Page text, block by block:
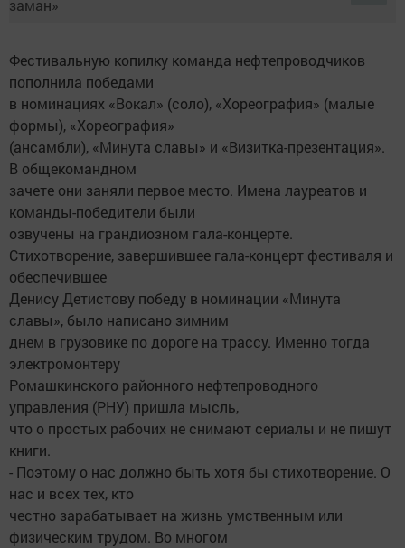
Фестивальную копилку команда нефтепроводчиков
пополнила победами
в номинациях «Вокал» (соло), «Хореография» (малые
формы), «Хореография»
(ансамбли), «Минута славы» и «Визитка-презентация».
В общекомандном
зачете они заняли первое место. Имена лауреатов и
команды-победители были
озвучены на грандиозном гала-концерте.
Стихотворение, завершившее гала-концерт фестиваля и
обеспечившее
Денису Детистову победу в номинации «Минута
славы», было написано зимним
днем в грузовике по дороге на трассу. Именно тогда
электромонтеру
Ромашкинского районного нефтепроводного
управления (РНУ) пришла мысль,
что о простых рабочих не снимают сериалы и не пишут
книги.
- Поэтому о нас должно быть хотя бы стихотворение. О
нас и всех тех, кто
честно зарабатывает на жизнь умственным или
физическим трудом. Во многом